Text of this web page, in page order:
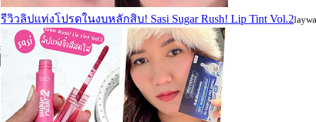
รีวิวลิปแท่งโปรดในงบหลักสิบ! Sasi Sugar Rush! Lip Tint Vol.2laywa